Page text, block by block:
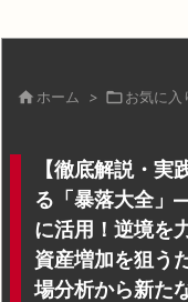
 ホーム > お気に入
【徹底解説・
る「暴落大全」
に活用！逆境を
資産増加を狙う
場分析から新た